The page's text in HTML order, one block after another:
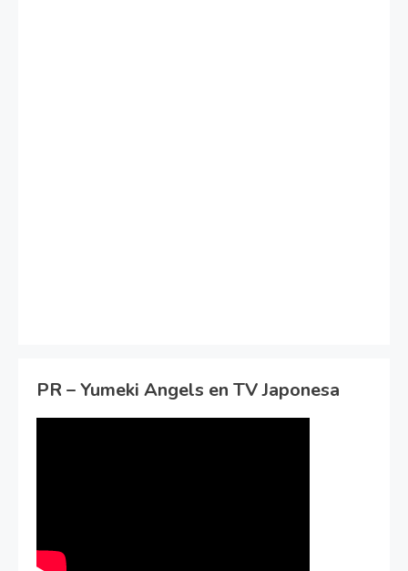
PR – Yumeki Angels en TV Japonesa